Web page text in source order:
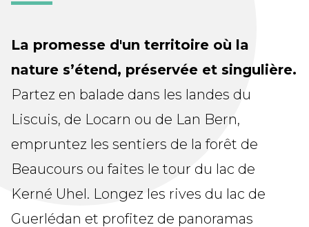
La promesse d'un territoire où la
nature s’étend, préservée et singulière.
Partez en balade dans les landes du
Liscuis, de Locarn ou de Lan Bern,
empruntez les sentiers de la forêt de
Beaucours ou faites le tour du lac de
Kerné Uhel. Longez les rives du lac de
Guerlédan et profitez de panoramas